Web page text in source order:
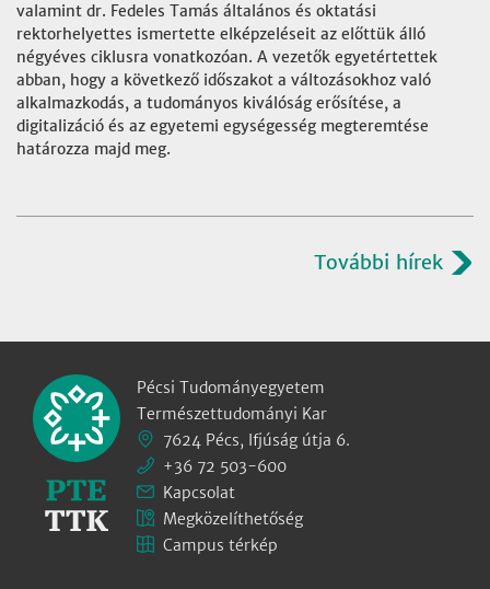
valamint dr. Fedeles Tamás általános és oktatási
rektorhelyettes ismertette elképzeléseit az előttük álló
négyéves ciklusra vonatkozóan. A vezetők egyetértettek
abban, hogy a következő időszakot a változásokhoz való
alkalmazkodás, a tudományos kiválóság erősítése, a
digitalizáció és az egyetemi egységesség megteremtése
határozza majd meg.
További hírek
Pécsi Tudományegyetem
Természettudományi Kar
7624 Pécs, Ifjúság útja 6.
+36 72 503-600
Kapcsolat
Megközelíthetőség
Campus térkép